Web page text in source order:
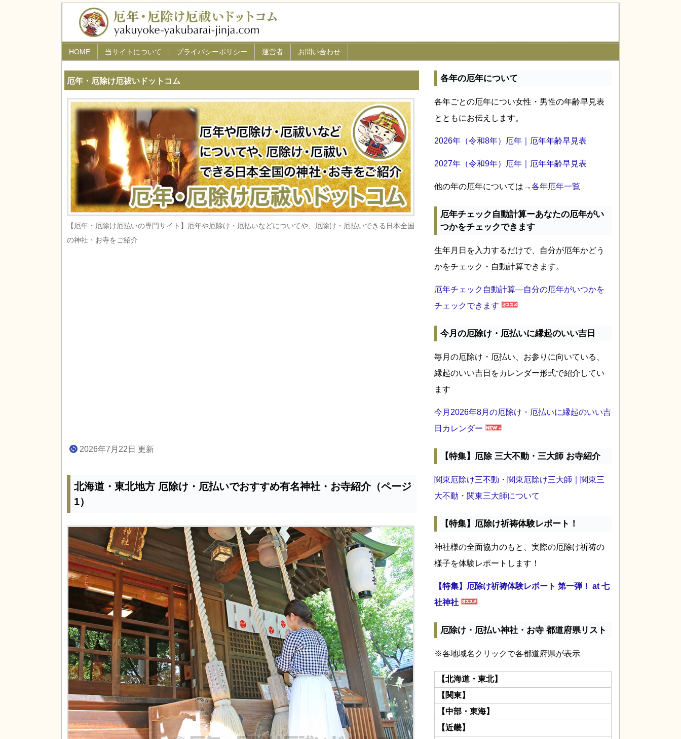
厄年・厄除け厄祓いドットコム
【厄年・厄除け厄払いの専門サイト】厄年や厄除け・厄払いなどについてや、厄除け・厄払いできる日本全国
の神社・お寺をご紹介
2026年7月22日 更新
北海道・東北地方 厄除け・厄払いでおすすめ有名神社・お寺紹介（ページ
1）
各年の厄年について
各年ごとの厄年につい女性・男性の年齢早見表
とともにお伝えします。
2026年（令和8年）厄年｜厄年年齢早見表
2027年（令和9年）厄年｜厄年年齢早見表
他の年の厄年については→各年厄年一覧
厄年チェック自動計算ーあなたの厄年がい
つかをチェックできます
生年月日を入力するだけで、自分が厄年かどう
かをチェック・自動計算できます。
厄年チェック自動計算―自分の厄年がいつかを
チェックできます
今月の厄除け・厄払いに縁起のいい吉日
毎月の厄除け・厄払い、お参りに向いている、
縁起のいい吉日をカレンダー形式で紹介してい
ます
今月2026年8月の厄除け・厄払いに縁起のいい吉
日カレンダー
【特集】厄除 三大不動・三大師 お寺紹介
関東厄除け三不動・関東厄除け三大師｜関東三
大不動・関東三大師について
【特集】厄除け祈祷体験レポート！
神社様の全面協力のもと、実際の厄除け祈祷の
様子を体験レポートします！
【特集】厄除け祈祷体験レポート 第一弾！ at 七
社神社
厄除け・厄払い神社・お寺 都道府県リスト
※各地域名クリックで各都道府県が表示
【北海道・東北】
【関東】
【中部・東海】
【近畿】
HOME 当サイトについて プライバシーポリシー 運営者 お問い合わせ